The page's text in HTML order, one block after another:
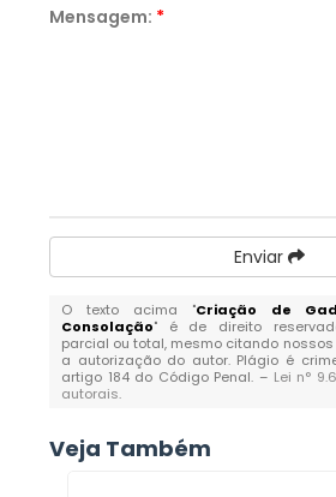
Mensagem: *
Enviar
O texto acima "Criação de
Consolação" é de direito
parcial ou total, mesmo citando
a autorização do autor. Plágio é
artigo 184 do Código Penal. – Lei n°
autorais.
Veja Também